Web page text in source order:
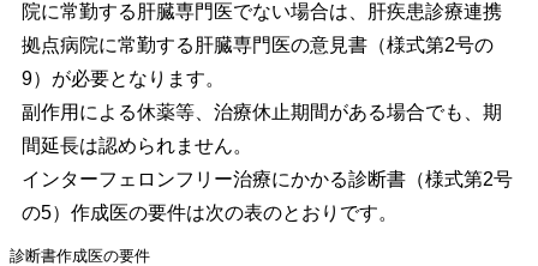
院に常勤する肝臓専門医でない場合は、肝疾患診療連携
拠点病院に常勤する肝臓専門医の意見書（様式第2号の
9）が必要となります。
副作用による休薬等、治療休止期間がある場合でも、期
間延長は認められません。
インターフェロンフリー治療にかかる診断書（様式第2号
の5）作成医の要件は次の表のとおりです。
診断書作成医の要件